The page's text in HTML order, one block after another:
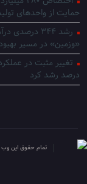
حمایت از واحدهای
رشد ۳۴۴
«وزمین» در مسیر
درصد رشد کرد
تمام حقوق این